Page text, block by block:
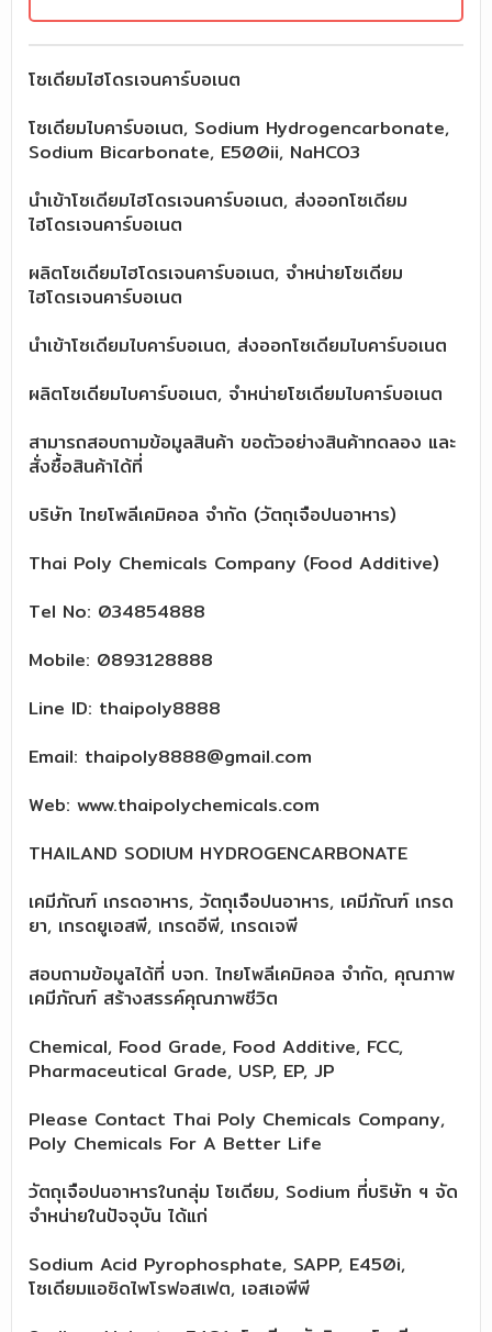
โซเดียมไฮโดรเจนคาร์บอเนต
โซเดียมไบคาร์บอเนต, Sodium Hydrogencarbonate,
Sodium Bicarbonate, E500ii, NaHCO3
นำเข้าโซเดียมไฮโดรเจนคาร์บอเนต, ส่งออกโซเดียม
ไฮโดรเจนคาร์บอเนต
ผลิตโซเดียมไฮโดรเจนคาร์บอเนต, จำหน่ายโซเดียม
ไฮโดรเจนคาร์บอเนต
นำเข้าโซเดียมไบคาร์บอเนต, ส่งออกโซเดียมไบคาร์บอเนต
ผลิตโซเดียมไบคาร์บอเนต, จำหน่ายโซเดียมไบคาร์บอเนต
สามารถสอบถามข้อมูลสินค้า ขอตัวอย่างสินค้าทดลอง และ
สั่งซื้อสินค้าได้ที่
บริษัท ไทยโพลีเคมิคอล จำกัด (วัตถุเจือปนอาหาร)
Thai Poly Chemicals Company (Food Additive)
Tel No: 034854888
Mobile: 0893128888
Line ID: thaipoly8888
Email: thaipoly8888@gmail.com
Web: www.thaipolychemicals.com
THAILAND SODIUM HYDROGENCARBONATE
เคมีภัณฑ์ เกรดอาหาร, วัตถุเจือปนอาหาร, เคมีภัณฑ์ เกรด
ยา, เกรดยูเอสพี, เกรดอีพี, เกรดเจพี
สอบถามข้อมูลได้ที่ บจก. ไทยโพลีเคมิคอล จำกัด, คุณภาพ
เคมีภัณฑ์ สร้างสรรค์คุณภาพชีวิต
Chemical, Food Grade, Food Additive, FCC,
Pharmaceutical Grade, USP, EP, JP
Please Contact Thai Poly Chemicals Company,
Poly Chemicals For A Better Life
วัตถุเจือปนอาหารในกลุ่ม โซเดียม, Sodium ที่บริษัท ฯ จัด
จำหน่ายในปัจจุบัน ได้แก่
Sodium Acid Pyrophosphate, SAPP, E450i,
โซเดียมแอซิดไพโรฟอสเฟต, เอสเอพีพี